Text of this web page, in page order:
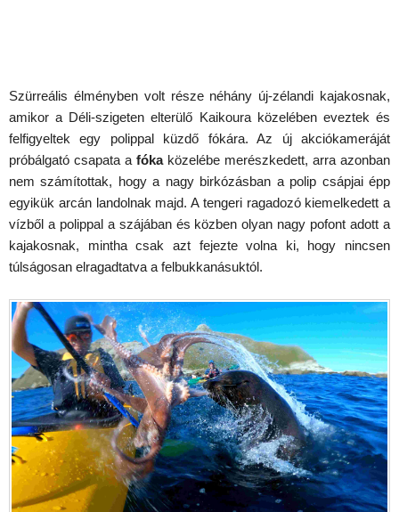
Szürreális élményben volt része néhány új-zélandi kajakosnak,
amikor a Déli-szigeten elterülő Kaikoura közelében eveztek és
felfigyeltek egy polippal küzdő fókára. Az új akciókameráját
próbálgató csapata a fókaközelébe merészkedett, arra azonban
nem számítottak, hogy a nagy birkózásban a polip csápjai épp
egyikük arcán landolnak majd. A tengeri ragadozó kiemelkedett a
vízből a polippal a szájában és közben olyan nagy pofont adott a
kajakosnak, mintha csak azt fejezte volna ki, hogy nincsen
túlságosan elragadtatva a felbukkanásuktól.